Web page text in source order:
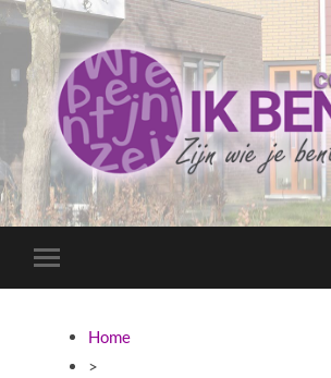
Coaching
Ik
ben
Toggle
mobiel
Home
>